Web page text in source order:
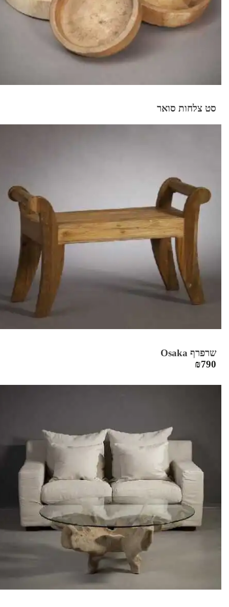
סט צלחות סואר
שרפרף Osaka
₪790